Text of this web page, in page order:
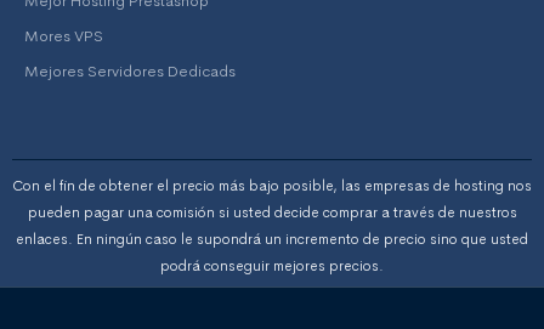
Mores VPS
Mejores Servidores Dedicads
Con el fin de obtener el precio más bajo posible, las empresas de hosting nos
pueden pagar una comisión si usted decide comprar a través de nuestros
enlaces. En ningún caso le supondrá un incremento de precio sino que usted
podrá conseguir mejores precios.